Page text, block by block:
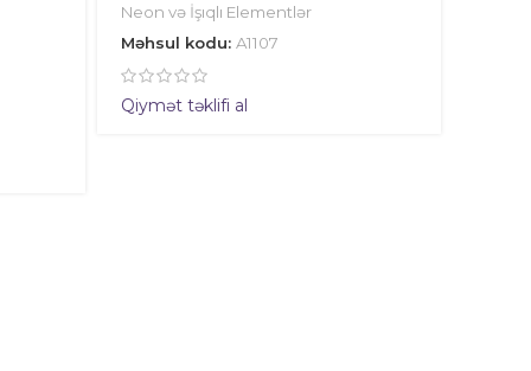
Neon və İşıqlı Elementlər
Məhsul kodu: A1107
Qiymət təklifi al